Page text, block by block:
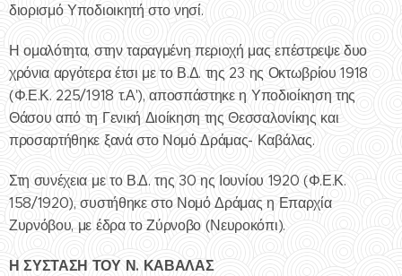
διορισμό Υποδιοικητή στο νησί.
Η ομαλότητα, στην ταραγμένη περιοχή μας επέστρεψε δυο
χρόνια αργότερα έτσι με το Β.Δ. της 23 ης Οκτωβρίου 1918
(Φ.Ε.Κ. 225/1918 τ.Α'), αποσπάστηκε η Υποδιοίκηση της
Θάσου από τη Γενική Διοίκηση της Θεσσαλονίκης και
προσαρτήθηκε ξανά στο Νομό Δράμας- Καβάλας.
Στη συνέχεια με το Β.Δ. της 30 ης Ιουνίου 1920 (Φ.Ε.Κ.
158/1920), συστήθηκε στο Νομό Δράμας η Επαρχία
Ζυρνόβου, με έδρα το Ζύρνοβο (Νευροκόπι).
Η ΣΥΣΤΑΣΗ ΤΟΥ Ν. ΚΑΒΑΛΑΣ